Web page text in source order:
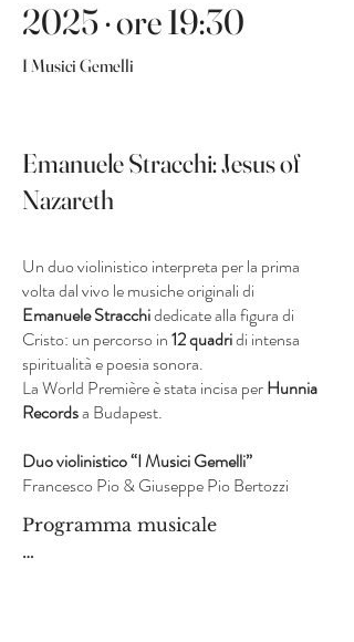
2025 · ore 19:30
I Musici Gemelli
Emanuele Stracchi: Jesus of
Nazareth
Un duo violinistico interpreta per la prima
volta dal vivo le musiche originali di
Emanuele Stracchidedicate alla figura di
Cristo: un percorso in12 quadridi intensa
spiritualità e poesia sonora.
LaWorld Premièreè stata incisa perHunnia
Recordsa Budapest.
Duo violinistico “I Musici Gemelli”
Francesco Pio & Giuseppe Pio Bertozzi
Programma musicale